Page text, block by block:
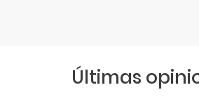
Últimas